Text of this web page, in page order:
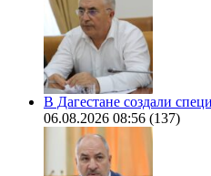
В Дагестане создали
06.08.2026 08:56 (137)